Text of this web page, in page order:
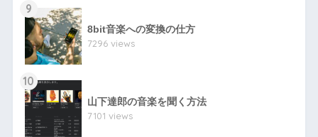
9
8bit音楽への変換の仕方
7296 views
10
山下達郎の音楽を聞く方法
7101 views